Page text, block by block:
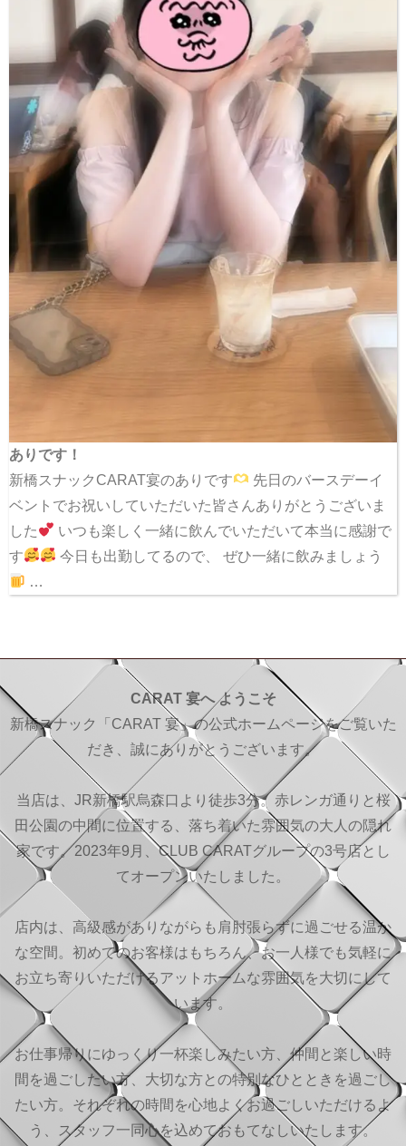
ありです！
新橋スナックCARAT宴のありです
先日のバースデーイ
ベントでお祝いしていただいた皆さんありがとうございま
した
いつも楽しく一緒に飲んでいただいて本当に感謝で
す
今日も出勤してるので、 ぜひ一緒に飲みましょう
…
CARAT 宴へ ようこそ
新橋スナック「CARAT 宴」の公式ホームページをご覧いた
だき、誠にありがとうございます。
当店は、JR新橋駅烏森口より徒歩3分。赤レンガ通りと桜
田公園の中間に位置する、落ち着いた雰囲気の大人の隠れ
家です。2023年9月、CLUB CARATグループの3号店とし
てオープンいたしました。
店内は、高級感がありながらも肩肘張らずに過ごせる温か
な空間。初めてのお客様はもちろん、お一人様でも気軽に
お立ち寄りいただけるアットホームな雰囲気を大切にして
います。
お仕事帰りにゆっくり一杯楽しみたい方、仲間と楽しい時
間を過ごしたい方、大切な方との特別なひとときを過ごし
たい方。それぞれの時間を心地よくお過ごしいただけるよ
う、スタッフ一同心を込めておもてなしいたします。